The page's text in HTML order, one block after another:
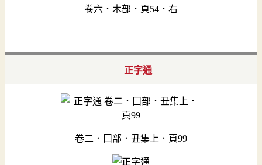
卷六．木部．頁54．右
正字通
卷二．囗部．丑集上．頁99